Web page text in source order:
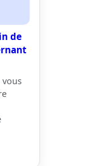
de
vous